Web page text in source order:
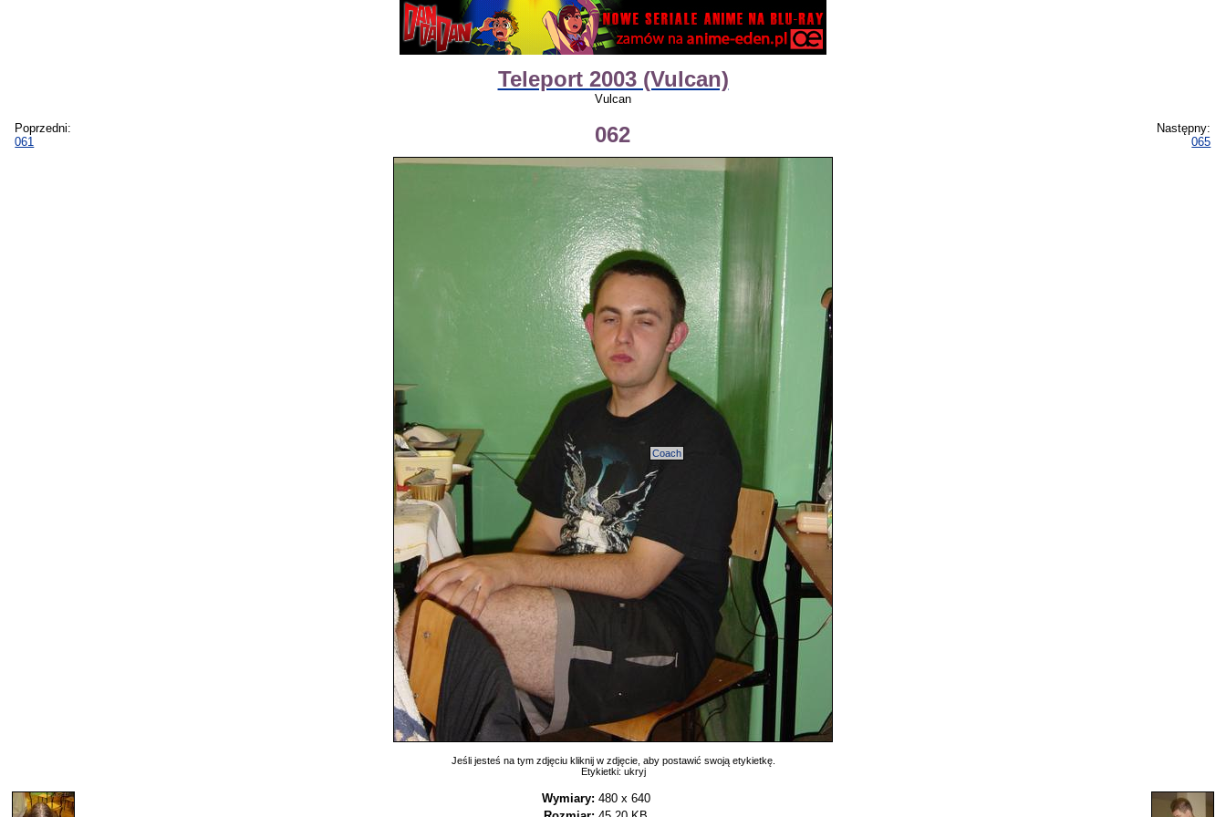
Teleport 2003 (Vulcan)
Vulcan
Poprzedni:
061
062
Następny:
065
Coach
Jeśli jesteś na tym zdjęciu kliknij w zdjęcie, aby postawić swoją etykietkę.
Etykietki: ukryj
Wymiary: 480 x 640